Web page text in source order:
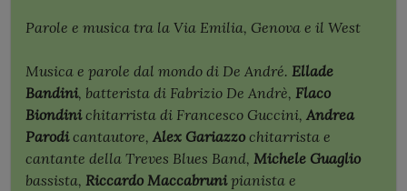
Parole e musica tra la Via Emilia, Genova e il West
Musica e parole dal mondo di De André. Ellade
Bandini, batterista di Fabrizio De Andrè, Flaco
Biondinichitarrista di Francesco Guccini, Andrea
Parodicantautore, Alex Gariazzo chitarrista e
cantante della Treves Blues Band, Michele Guaglio
bassista, Riccardo Maccabrunipianista e